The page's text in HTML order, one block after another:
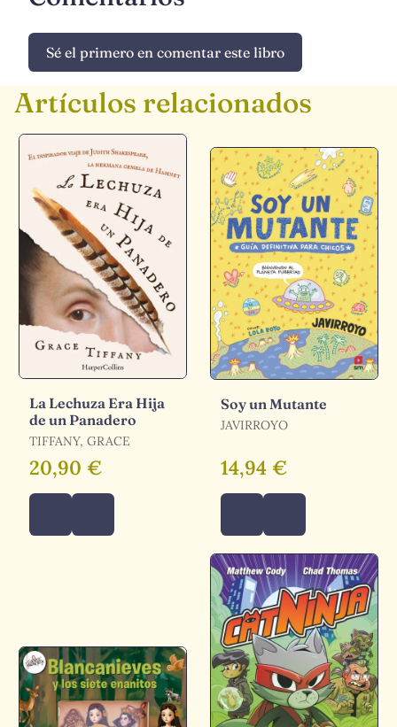
Sé el primero en comentar este libro
Artículos relacionados
La Lechuza Era Hija
de un Panadero
TIFFANY, GRACE
20,90 €
Soy un Mutante
JAVIRROYO
14,94 €